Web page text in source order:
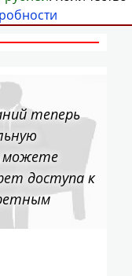
теперь
можете
доступа к